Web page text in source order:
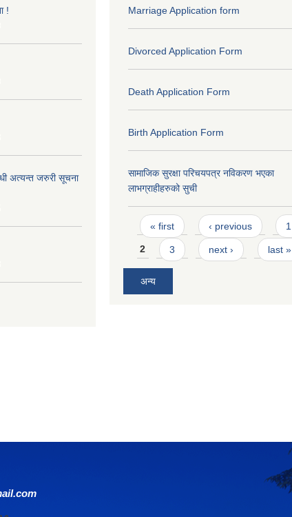
!
अत्यन्त जरुरी सूचना
Marriage Application form
Divorced Application Form
Death Application Form
Birth Application Form
सामाजिक सुरक्षा परिचयपत्र नविकरण भएका
लाभग्राहीहरुको सुची
Pages
« first ‹ previous 1
2 3 next › last »
अन्य